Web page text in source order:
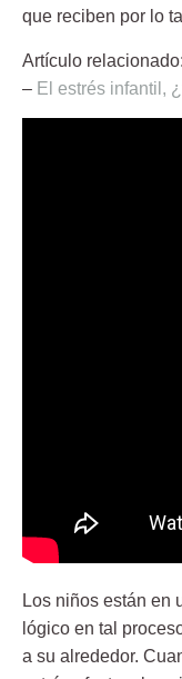
que reciben por lo
Artículo relacionado:
– El estrés infantil,
Los niños están en
lógico en tal
a su alrededor.